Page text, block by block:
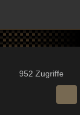
952 Zugriffe